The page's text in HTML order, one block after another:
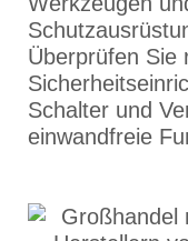
Überprüfen Sie
Schalter und
einwandfreie